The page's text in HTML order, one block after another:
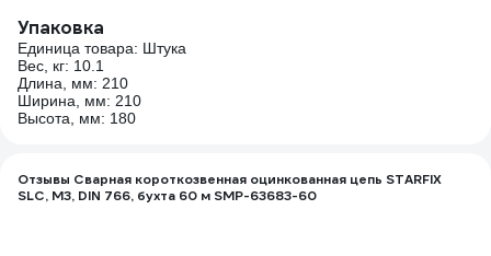
Упаковка
Единица товара: Штука
Вес, кг: 10.1
Длина, мм: 210
Ширина, мм: 210
Высота, мм: 180
Отзывы Сварная короткозвенная оцинкованная цепь STARFIX
SLC, M3, DIN 766, бухта 60 м SMP-63683-60